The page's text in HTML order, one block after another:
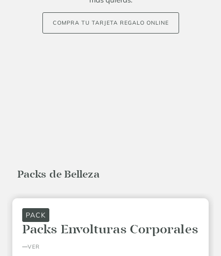
COMPRA TU TARJETA REGALO ONLINE
Packs de Belleza
PACK
Packs Envolturas Corporales
VER